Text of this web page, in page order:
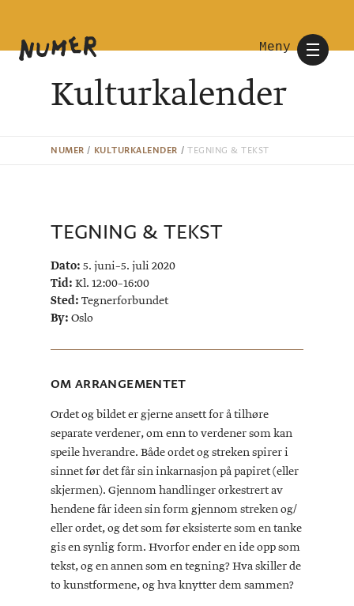
Meny
Kulturkalender
NUMER / KULTURKALENDER / TEGNING & TEKST
TEGNING & TEKST
Dato: 5. juni–5. juli 2020
Tid: Kl. 12:00–16:00
Sted: Tegnerforbundet
By: Oslo
OM ARRANGEMENTET
Ordet og bildet er gjerne ansett for å tilhøre
separate verdener, om enn to verdener som kan
speile hverandre. Både ordet og streken spirer i
sinnet før det får sin inkarnasjon på papiret (eller
skjermen). Gjennom handlinger orkestrert av
hendene får ideen sin form gjennom streken og/
eller ordet, og det som før eksisterte som en tanke
gis en synlig form. Hvorfor ender en ide opp som
tekst, og en annen som en tegning? Hva skiller de
to kunstformene, og hva knytter dem sammen?